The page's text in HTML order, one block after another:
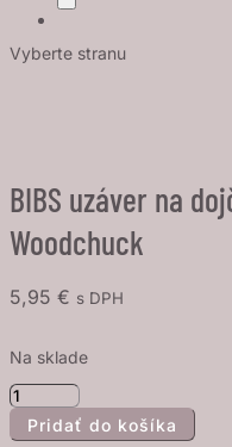
Vyberte stranu
BIBS uzáver na
Woodchuck
5,95 € s DPH
Na sklade
množstvo
BIBS
Pridať do košíka